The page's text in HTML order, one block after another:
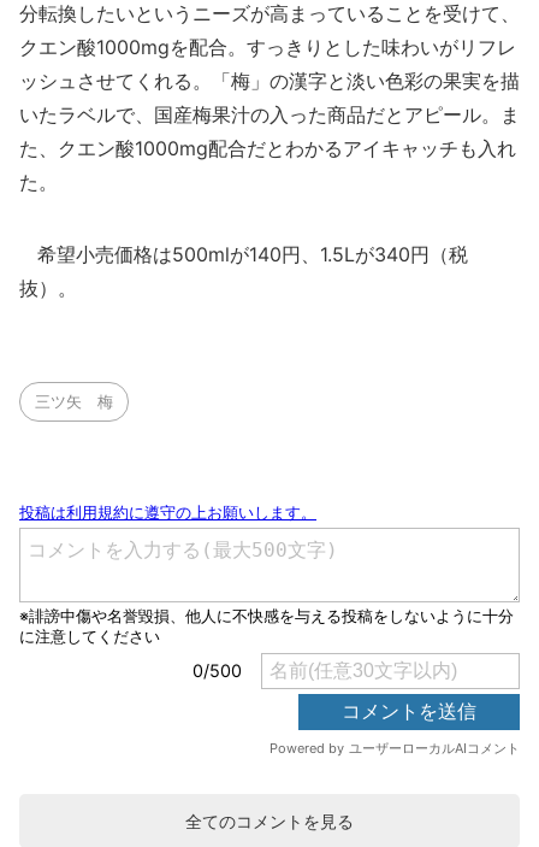
分転換したいというニーズが高まっていることを受けて、
クエン酸1000mgを配合。すっきりとした味わいがリフレ
ッシュさせてくれる。「梅」の漢字と淡い色彩の果実を描
いたラベルで、国産梅果汁の入った商品だとアピール。ま
た、クエン酸1000mg配合だとわかるアイキャッチも入れ
た。
希望小売価格は500mlが140円、1.5Lが340円（税
抜）。
三ツ矢 梅
全てのコメントを見る